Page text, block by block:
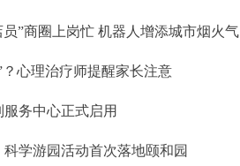
”商圈上岗忙 机器人增添城市烟火气
心理治疗师提醒家长注意
务中心正式启用
学游园活动首次落地颐和园